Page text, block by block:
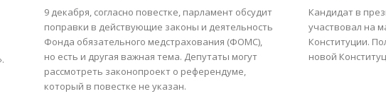
9 декабря, согласно повестке, парламент обсудит
поправки в действующие законы и деятельность
Фонда обязательного медстрахования (ФОМС),
но есть и другая важная тема. Депутаты могут
рассмотреть законопроект о референдуме,
который в повестке не указан.
Кандидат в
участвовал на
Конституции.
новой